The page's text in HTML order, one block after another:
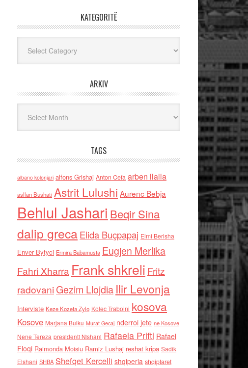
KATEGORITË
ARKIV
TAGS
albano kolonjari alfons Grishaj Anton Cefa arben llalla
asllan Bushati Astrit Lulushi Aurenc Bebja
Behlul Jashari Beqir Sina
dalip grecaElida Buçpapaj Elmi Berisha
Enver Bytyci Ermira Babamusta Eugjen Merlika
Fahri Xharra Frank shkreli Fritz
radovaniGezim Llojdia Ilir Levonja
Interviste Keze Kozeta Zylo Kolec Traboini kosova
Kosove Marjana Bulku Murat Gecaj nderroi jete ne Kosove
Nene Tereza presidenti Nishani Rafaela Prifti Rafael
Floqi Raimonda Moisiu Ramiz Lushaj reshat kripa Sadik
Elshani SHBA Shefqet Kercelli shqiperia shqiptaret